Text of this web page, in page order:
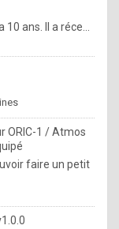
ans. Il a réce...
ORIC-1 / Atmos
faire un petit